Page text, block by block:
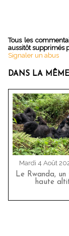
Tous les
aussitôt supprimés
Signaler un abus
DANS LA
Mardi 4 Août
Le Rwanda, un
haute